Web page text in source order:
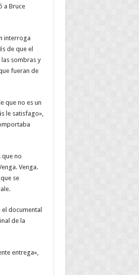
a Bruce
interroga
de que el
sombras y
fueran de
que no es un
le satisfago»,
que no
Venga.
se
documental
de la
entrega»,